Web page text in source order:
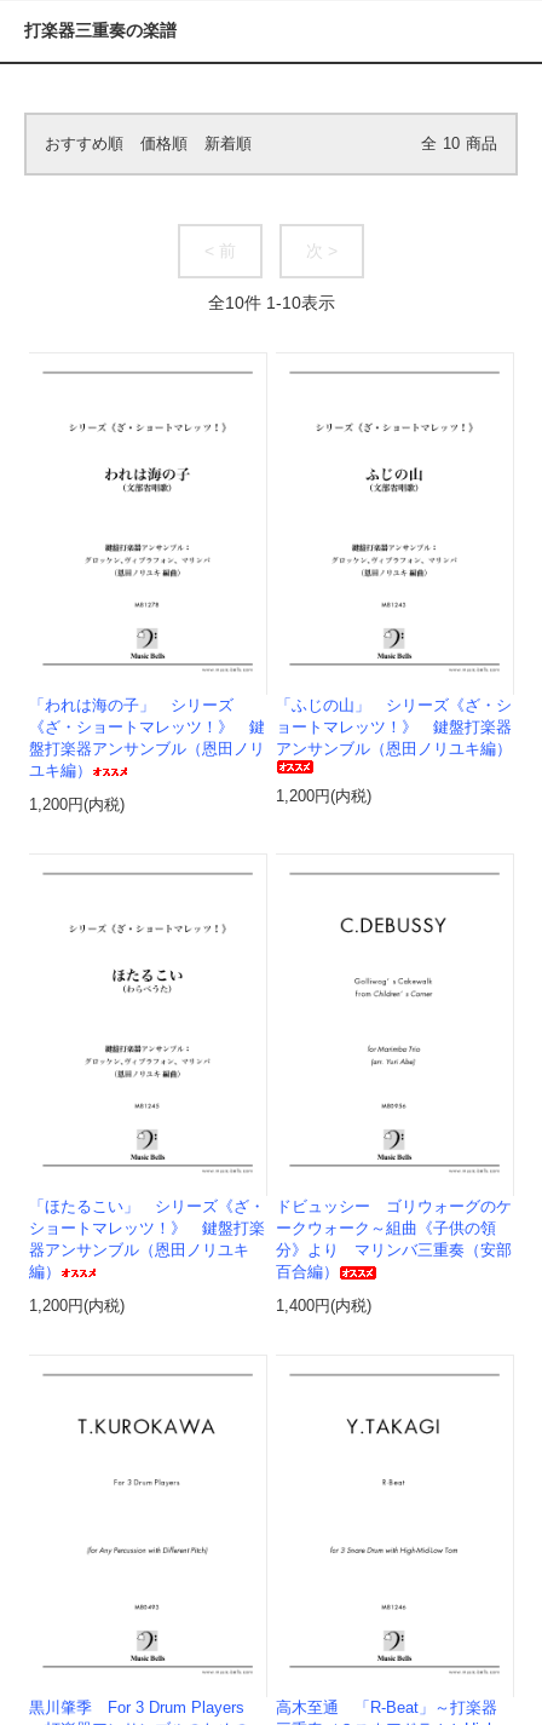
打楽器三重奏の楽譜
おすすめ順 価格順 新着順 全 10 商品
< 前 次 >
全10件 1-10表示
「われは海の子」 シリーズ
《ざ・ショートマレッツ！》 鍵
盤打楽器アンサンブル（恩田ノリ
ユキ編）
1,200円(内税)
「ふじの山」 シリーズ《ざ・シ
ョートマレッツ！》 鍵盤打楽器
アンサンブル（恩田ノリユキ編）
1,200円(内税)
「ほたるこい」 シリーズ《ざ・
ショートマレッツ！》 鍵盤打楽
器アンサンブル（恩田ノリユキ
編）
1,200円(内税)
ドビュッシー ゴリウォーグのケ
ークウォーク～組曲《子供の領
分》より マリンバ三重奏（安部
百合編）
1,400円(内税)
黒川肇季 For 3 Drum Players
高木至通 「R-Beat」～打楽器